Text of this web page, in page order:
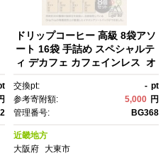
ドリップコーヒー 高級 8袋アソ
ート 16袋 手詰め スペシャルテ
ィ デカフェ カフェインレス オ
交換pt: - pt
参考寄附額:
5,000 円
管理番号:
BG368
近畿地方
大阪府 大東市